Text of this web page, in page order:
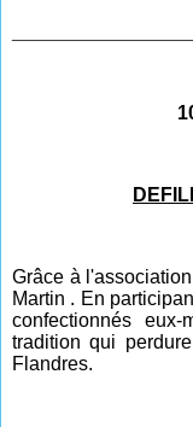
Grâce à
Martin . En
confectionnés
tradition qui
Flandres.